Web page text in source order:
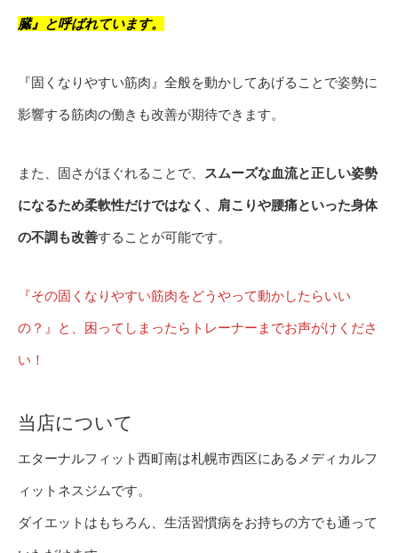
臓』と呼ばれています。
『固くなりやすい筋肉』全般を動かしてあげることで姿勢に
影響する筋肉の働きも改善が期待できます。
また、固さがほぐれることで、 スムーズな血流と正しい姿勢
になるため柔軟性だけではなく、肩こりや腰痛といった身体
の不調も改善することが可能です。
『その固くなりやすい筋肉をどうやって動かしたらいい
の？』と、困ってしまったらトレーナーまでお声がけくださ
い！
当店について
エターナルフィット西町南は札幌市西区にあるメディカルフ
ィットネスジムです。
ダイエットはもちろん、生活習慣病をお持ちの方でも通って